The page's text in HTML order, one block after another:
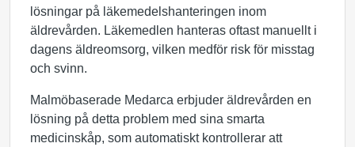
lösningar på läkemedelshanteringen inom
äldrevården. Läkemedlen hanteras oftast manuellt i
dagens äldreomsorg, vilken medför risk för misstag
och svinn.
Malmöbaserade Medarca erbjuder äldrevården en
lösning på detta problem med sina smarta
medicinskåp, som automatiskt kontrollerar att